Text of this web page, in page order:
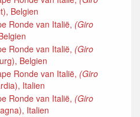
Belgien
Ronde van Italië, (Giro
Ronde van Italië, (Giro
Belgien
Ronde van Italië, (Giro
Italien
Ronde van Italië, (Giro
Italien